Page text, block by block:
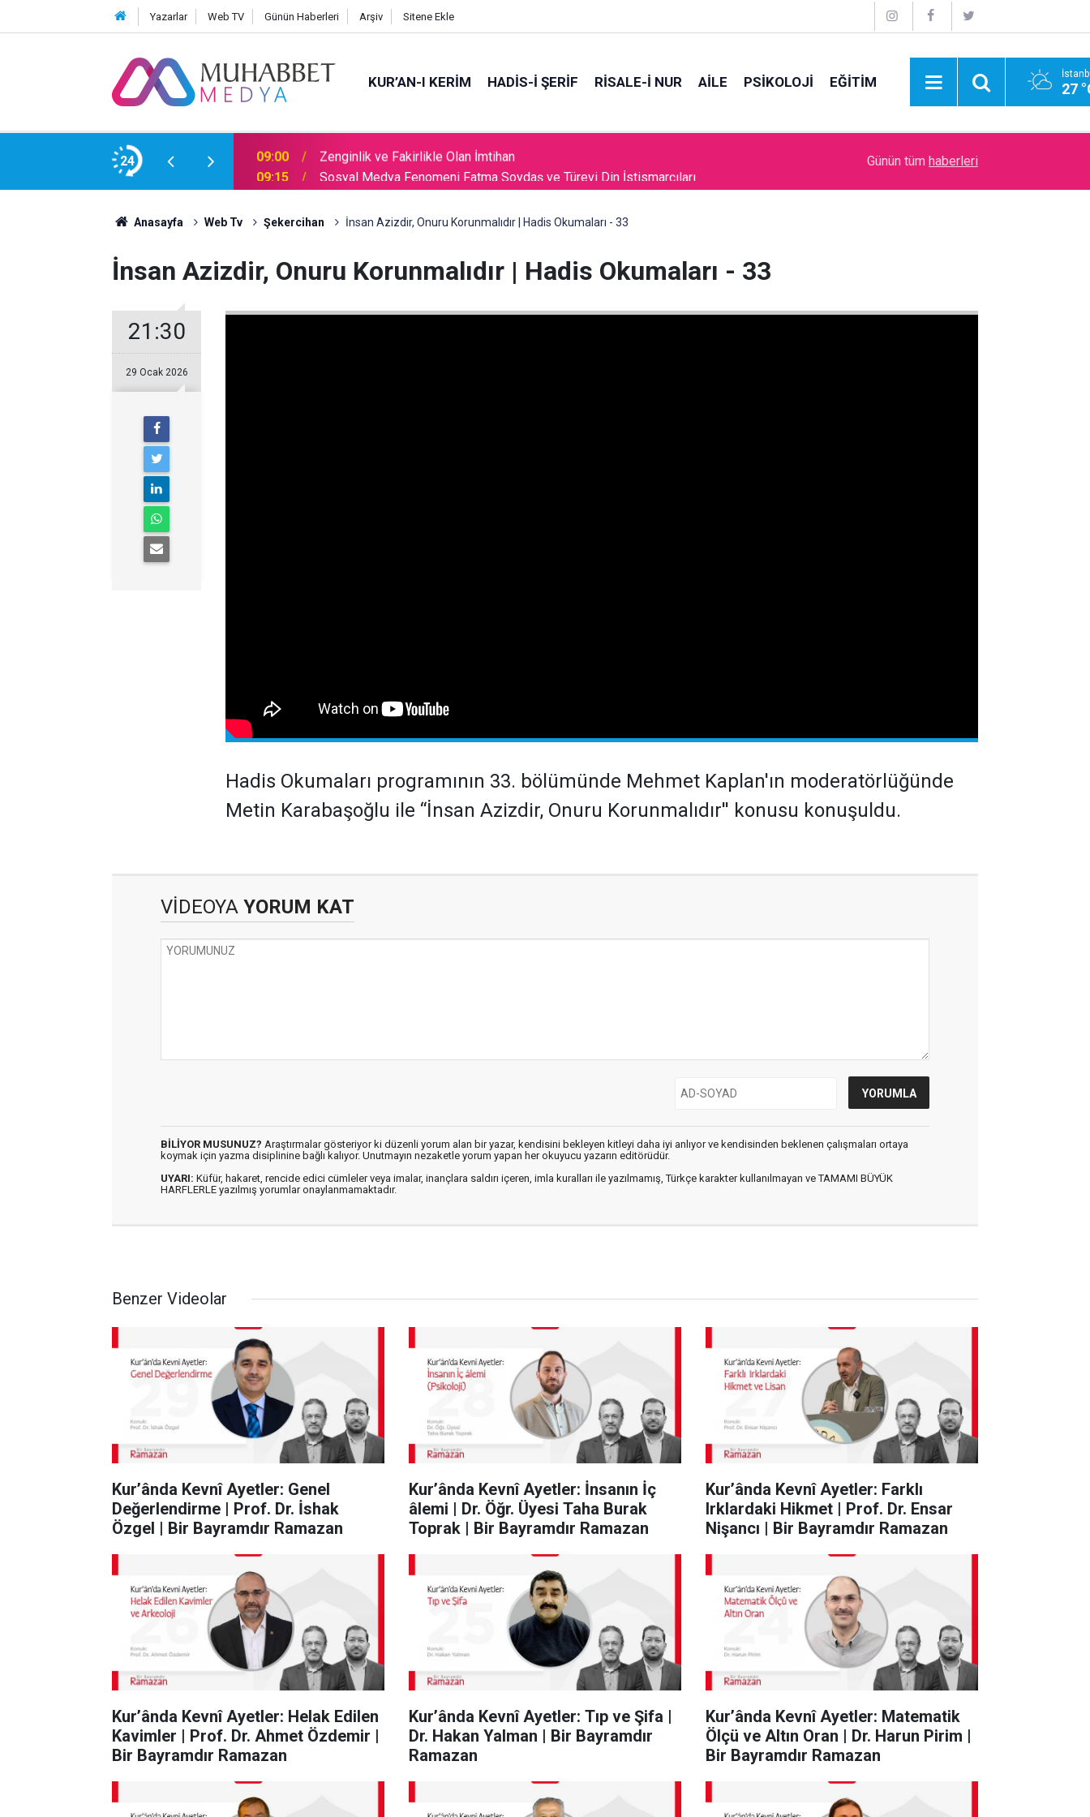
Yazarlar Web TV Günün Haberleri Arşiv Sitene Ekle
KUR’AN-I KERİM HADİS-İ ŞERİF RİSALE-İ NUR AİLE PSİKOLOJİ EĞİTİM 27
24 09:15 Sosyal Medya Fenomeni Fatma Soydaş ve Türevi Din İstismarcıları Sanal Medyanın Dijital Savaş Alanı ve İtibar
Günün tüm haberleri
Anasayfa Web Tv Şekercihan İnsan Azizdir, Onuru Korunmalıdır | Hadis Okumaları - 33
İnsan Azizdir, Onuru Korunmalıdır | Hadis Okumaları - 33
21:30
29 Ocak 2026
Hadis Okumaları programının 33. bölümünde Mehmet Kaplan'ın moderatörlüğünde
Metin Karabaşoğlu ile “İnsan Azizdir, Onuru Korunmalıdır'' konusu konuşuldu.
VİDEOYA YORUM KAT
BİLİYOR MUSUNUZ? Araştırmalar gösteriyor ki düzenli yorum alan bir yazar, kendisini bekleyen kitleyi daha iyi anlıyor ve kendisinden beklenen çalışmaları ortaya
koymak için yazma disiplinine bağlı kalıyor. Unutmayın nezaketle yorum yapan her okuyucu yazarın editörüdür.
UYARI: Küfür, hakaret, rencide edici cümleler veya imalar, inançlara saldırı içeren, imla kuralları ile yazılmamış, Türkçe karakter kullanılmayan ve TAMAMI BÜYÜK
HARFLERLE yazılmış yorumlar onaylanmamaktadır.
Benzer Videolar
Kur’ânda Kevnî Ayetler: Genel
Değerlendirme | Prof. Dr. İshak
Özgel | Bir Bayramdır Ramazan
Kur’ânda Kevnî Ayetler: İnsanın İç
âlemi | Dr. Öğr. Üyesi Taha Burak
Toprak | Bir Bayramdır Ramazan
Kur’ânda Kevnî Ayetler: Farklı
Irklardaki Hikmet | Prof. Dr. Ensar
Nişancı | Bir Bayramdır Ramazan
Kur’ânda Kevnî Ayetler: Helak Edilen
Kavimler | Prof. Dr. Ahmet Özdemir |
Bir Bayramdır Ramazan
Kur’ânda Kevnî Ayetler: Tıp ve Şifa |
Dr. Hakan Yalman | Bir Bayramdır
Ramazan
Kur’ânda Kevnî Ayetler: Matematik
Ölçü ve Altın Oran | Dr. Harun Pirim |
Bir Bayramdır Ramazan